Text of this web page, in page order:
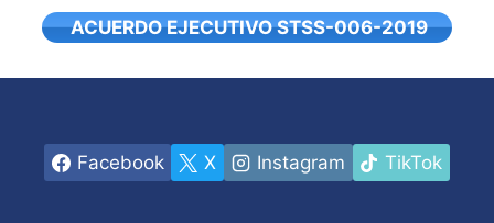
ACUERDO EJECUTIVO STSS-006-2019
Facebook X Instagram TikTok